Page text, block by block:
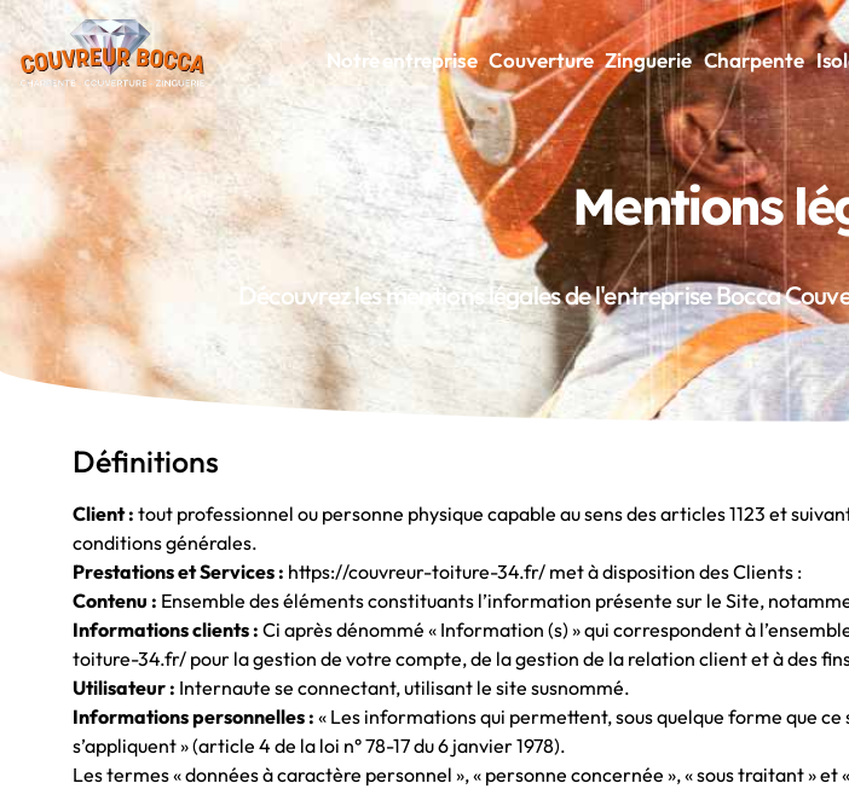
Notre entreprise Couverture Zinguerie Charpente
Mentions
Découvrez les mentions légales de l'entreprise Bocca
Définitions
Client : tout professionnel ou personne physique capable au sens des articles 1123 et
conditions générales.
Prestations et Services : https://couvreur-toiture-34.fr/ met à disposition des Clients :
Contenu : Ensemble des éléments constituants l’information présente sur le Site,
Informations clients : Ci après dénommé « Information (s) » qui correspondent à
toiture-34.fr/ pour la gestion de votre compte, de la gestion de la relation client et à des
Utilisateur : Internaute se connectant, utilisant le site susnommé.
Informations personnelles : « Les informations qui permettent, sous quelque forme que
s’appliquent » (article 4 de la loi n° 78-17 du 6 janvier 1978).
Les termes « données à caractère personnel », « personne concernée », « sous traitant »